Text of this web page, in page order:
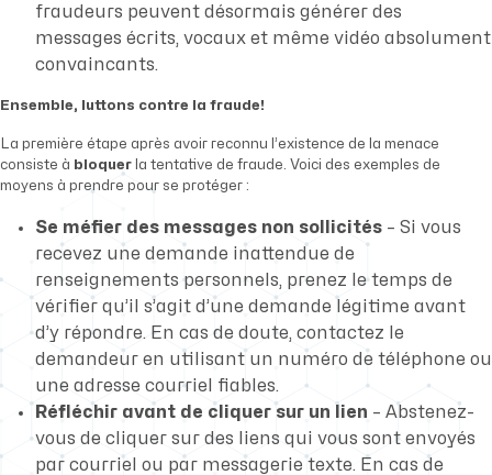
fraudeurs peuvent désormais générer des
messages écrits, vocaux et même vidéo absolument
convaincants.
Ensemble, luttons contre la fraude!
La première étape après avoir reconnu l’existence de la menace
consiste à bloquer la tentative de fraude. Voici des exemples de
moyens à prendre pour se protéger :
Se méfier des messages non sollicités – Si vous
recevez une demande inattendue de
renseignements personnels, prenez le temps de
vérifier qu’il s’agit d’une demande légitime avant
d’y répondre. En cas de doute, contactez le
demandeur en utilisant un numéro de téléphone ou
une adresse courriel fiables.
Réfléchir avant de cliquer sur un lien – Abstenez-
vous de cliquer sur des liens qui vous sont envoyés
par courriel ou par messagerie texte. En cas de